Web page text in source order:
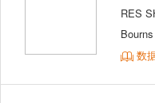
RES
数